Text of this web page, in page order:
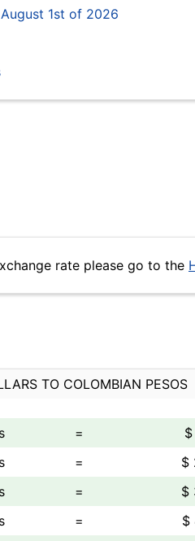
1st of 2026
rate please go to the
TO COLOMBIAN PESOS
=
=
$
=
$
=
$